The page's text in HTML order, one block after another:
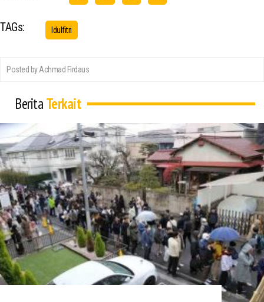
TAGs: Idulfitri
Posted by Achmad Firdaus
BeritaTerkait